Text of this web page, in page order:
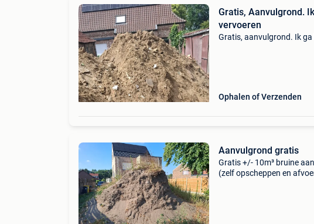
Gratis, Aanvulgrond.
vervoeren
Gratis, aanvulgrond. Ik ga
Ophalen of Verzenden
Aanvulgrond gratis
Gratis +/- 10m³ bruine
(zelf opscheppen en